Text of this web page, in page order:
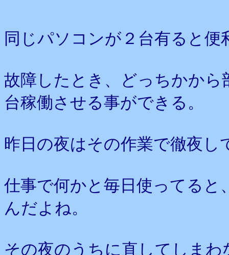
同じパソコンが２台有ると便
故障したとき、どっちかか
台稼働させる事ができる。
昨日の夜はその作業で徹夜し
仕事で何かと毎日使ってる
んだよね。
その夜のうちに直してしま